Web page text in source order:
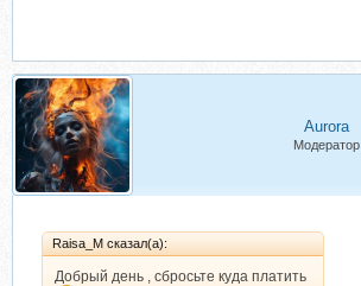
Aurorа
Модератор
Raisa_M сказал(а):
Добрый день , сбросьте куда платить